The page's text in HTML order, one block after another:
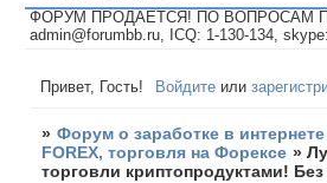
ФОРУМ ПРОДАЕТСЯ! ПО ВОПРОСАМ
admin@forumbb.ru, ICQ: 1-130-134,
Привет, Гость! Войдите или
» Форум о заработке в интернете
FOREX, торговля на Форексе »
торговли криптопродуктами!